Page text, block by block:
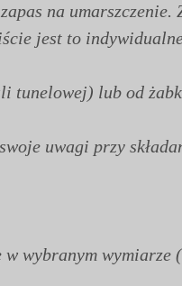
na umarszczenie.
jest to
tunelowej) lub od
uwagi przy
wybranym wymiarze